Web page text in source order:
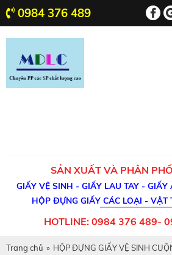
0984 376 489
SẢN XUẤT VÀ PHÂN
GIẤY VỆ SINH - GIẤY LAU TAY - GIẤY
HỘP ĐỰNG GIẤY CÁC LOẠI - VẬT
HOTLINE: 0984 376 489-
Trang chủ » HỘP ĐỰNG GIẤY VỆ SINH